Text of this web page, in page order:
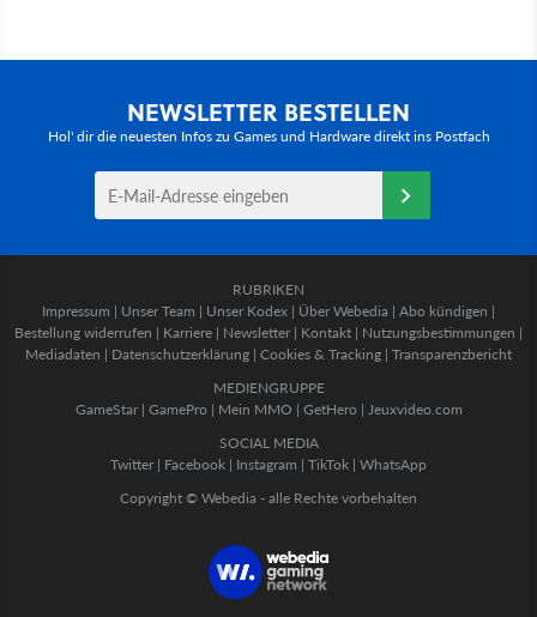
NEWSLETTER BESTELLEN
Hol' dir die neuesten Infos zu Games und Hardware direkt ins Postfach
RUBRIKEN
Impressum | Unser Team | Unser Kodex | Über Webedia | Abo kündigen |
Bestellung widerrufen | Karriere | Newsletter | Kontakt | Nutzungsbestimmungen |
Mediadaten | Datenschutzerklärung | Cookies & Tracking | Transparenzbericht
MEDIENGRUPPE
GameStar| GamePro | Mein MMO | GetHero | Jeuxvideo.com
SOCIAL MEDIA
Twitter | Facebook | Instagram | TikTok | WhatsApp
Copyright © Webedia - alle Rechte vorbehalten